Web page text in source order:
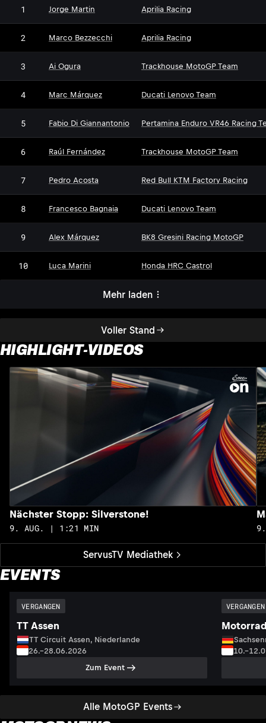
Voller Stand
1 Jorge Martin Aprilia Racing
2 Marco Bezzecchi Aprilia Racing
3 Ai Ogura Trackhouse MotoGP Team
4 Marc Márquez Ducati Lenovo Team
5 Fabio Di Giannantonio Pertamina Enduro VR46 Racing
6 Raúl Fernández Trackhouse MotoGP Team
7 Pedro Acosta Red Bull KTM Factory Racing
8 Francesco Bagnaia Ducati Lenovo Team
9 Alex Márquez BK8 Gresini Racing MotoGP
10 Luca Marini Honda HRC Castrol
Mehr laden
HIGHLIGHT-VIDEOS
ServusTV Mediathek
Nächster Stopp: Silverstone!
9. AUG. | 1:21 MIN
EVENTS
Alle MotoGP Events
VERGANGEN
TT Assen
TT Circuit Assen, Niederlande
26.–28.06.2026
Zum Event
VERGANGEN